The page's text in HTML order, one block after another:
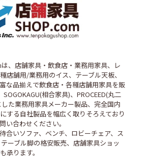
、店舗家具・飲食店・業務用家具、レ
店舗用/業務用のイス、テーブル天板、
な品揃えで飲食店・各種店舗用家具を販
SOGOKAGU(相合家具)、PROCEED(丸二
た業務用家具メーカー製品、完全国内
する自社製品を幅広く取りそろえており
い合わせください。
合いソファ、ベンチ、ロビーチェア、ス
ーブル脚の格安販売、店舗家具ショッ
承ります。